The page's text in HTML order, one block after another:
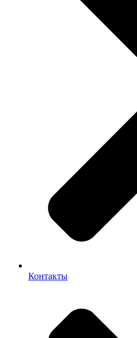
Контакты